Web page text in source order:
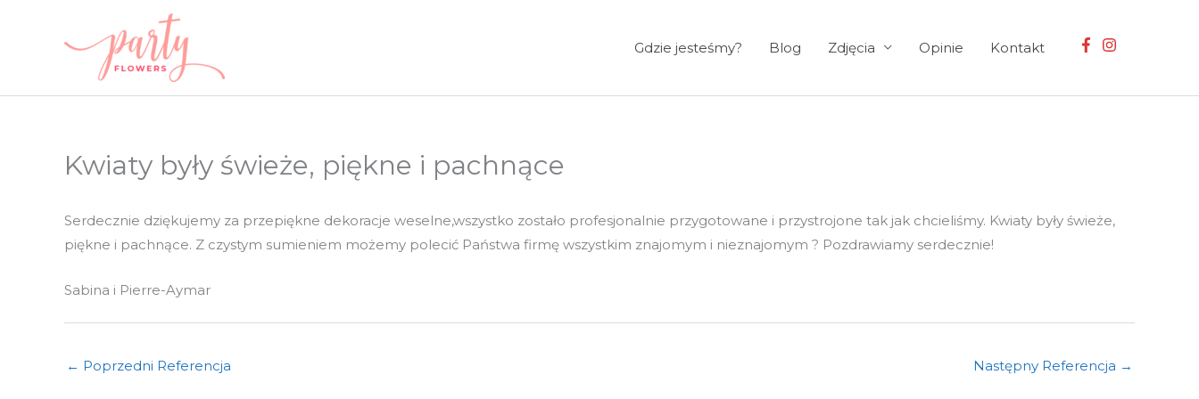
Gdzie jesteśmy? Blog Zdjęcia Opinie Kontakt
Kwiaty były świeże, piękne i pachnące
Serdecznie dziękujemy za przepiękne dekoracje weselne,wszystko zostało profesjonalnie przygotowane i przystrojone tak jak chcieliśmy. Kwiaty były świeże,
piękne i pachnące. Z czystym sumieniem możemy polecić Państwa firmę wszystkim znajomym i nieznajomym ? Pozdrawiamy serdecznie!
Sabina i Pierre-Aymar
← Poprzedni Referencja Następny Referencja →